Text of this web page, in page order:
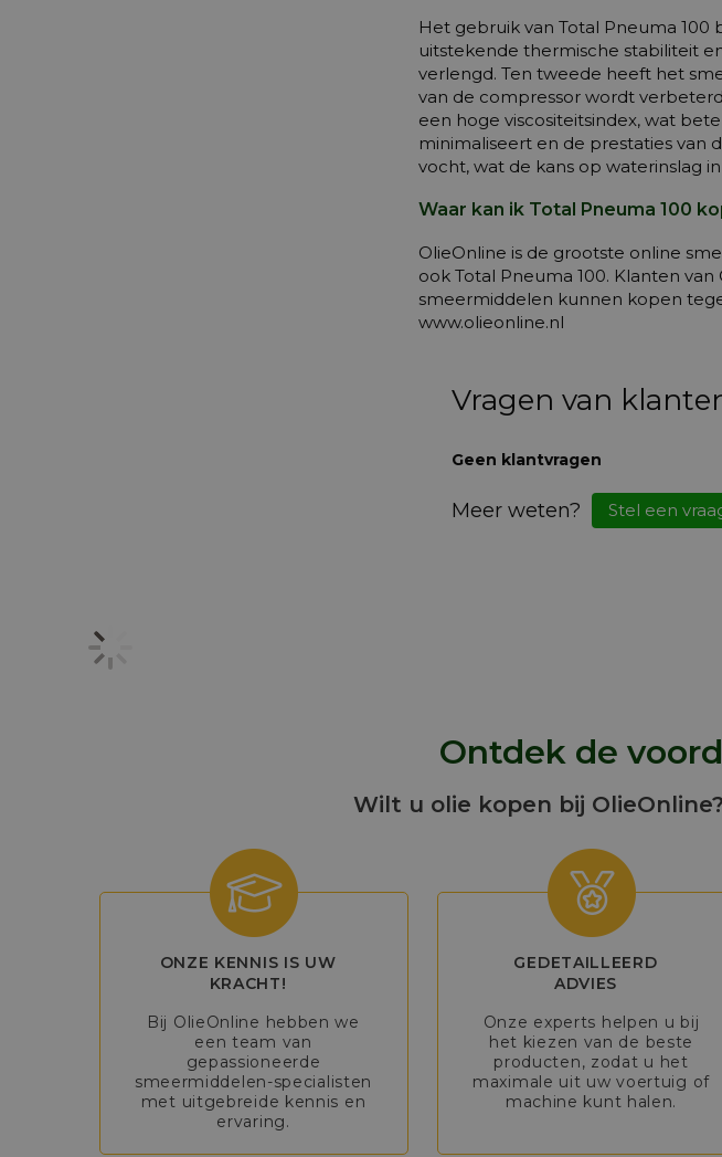
Het gebruik van Total Pneuma
uitstekende thermische stabiliteit
verlengd. Ten tweede heeft het
van de compressor wordt
een hoge viscositeitsindex, wat
minimaliseert en de prestaties van
vocht, wat de kans op waterinslag
Waar kan ik Total Pneuma 100
OlieOnline is de grootste online
ook Total Pneuma 100. Klanten
smeermiddelen kunnen kopen
www.olieonline.nl
Vragen van
Geen klantvragen
Meer weten? Stel een
Ontdek de
Wilt u olie kopen bij
ONZE KENNIS IS UW
KRACHT!
Bij OlieOnline hebben we
een team van
gepassioneerde
smeermiddelen-specialisten
met uitgebreide kennis en
ervaring.
GEDETAILLEERD
ADVIES
Onze experts helpen u bij
het kiezen van de beste
producten, zodat u het
maximale uit uw voertuig of
machine kunt halen.